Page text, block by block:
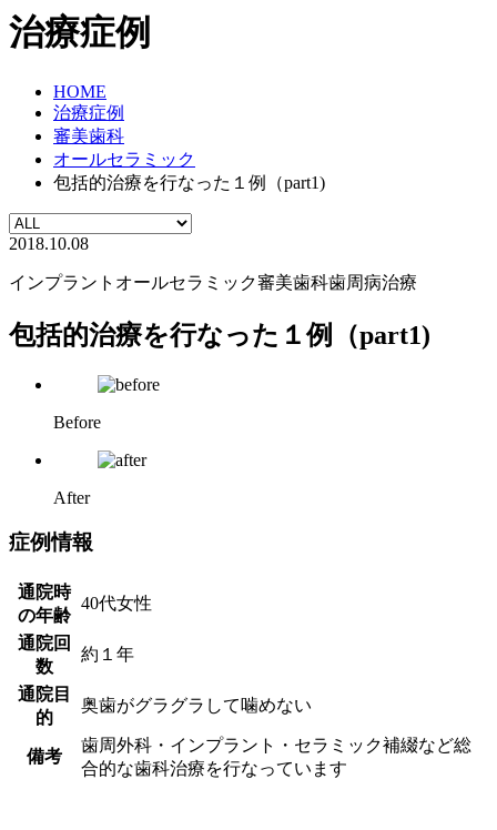
治療症例
HOME
治療症例
審美歯科
オールセラミック
包括的治療を行なった１例（part1)
2018.10.08
インプラント オールセラミック審美歯科歯周病治療
包括的治療を行なった１例（part1)
Before
After
症例情報
通院時
の年齢
40代女性
通院回
数
約１年
通院目
的
奥歯がグラグラして噛めない
備考
歯周外科・インプラント・セラミック補綴など総
合的な歯科治療を行なっています